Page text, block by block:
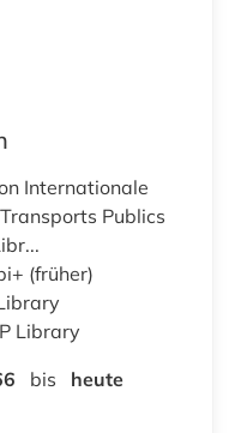
Internationale
Publics
(früher)
Library
bis heute